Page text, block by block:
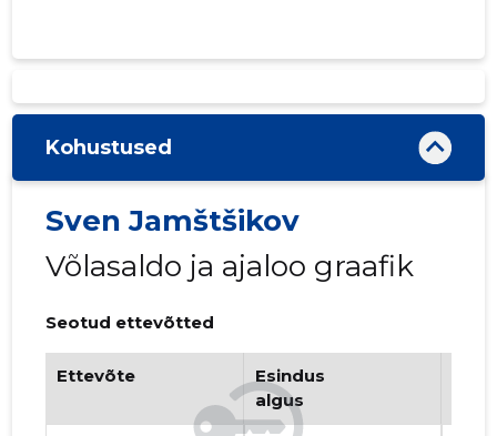
Kohustused
Sven Jamštšikov
Võlasaldo ja ajaloo graafik
Seotud ettevõtted
Ettevõte
Esindus
algus